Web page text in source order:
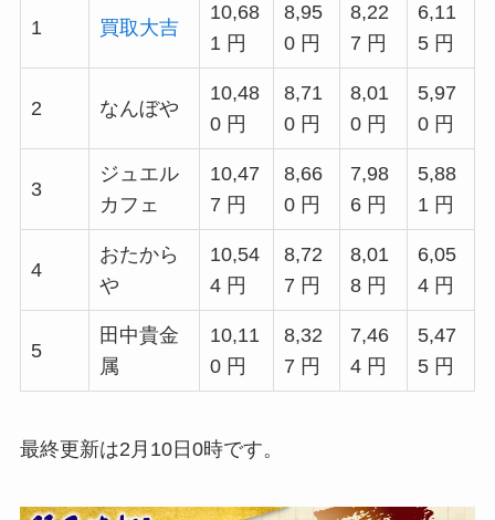
1 買取大吉
10,68
1 円
8,95
0 円
8,22
7 円
6,11
5 円
2 なんぼや
10,48
0 円
8,71
0 円
8,01
0 円
5,97
0 円
3
ジュエル
カフェ
10,47
7 円
8,66
0 円
7,98
6 円
5,88
1 円
4
おたから
や
10,54
4 円
8,72
7 円
8,01
8 円
6,05
4 円
5
田中貴金
属
10,11
0 円
8,32
7 円
7,46
4 円
5,47
5 円
最終更新は2月10日0時です。